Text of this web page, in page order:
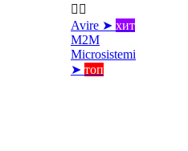
 
Avire ➤ хит
M2M
Microsistemi
➤ топ